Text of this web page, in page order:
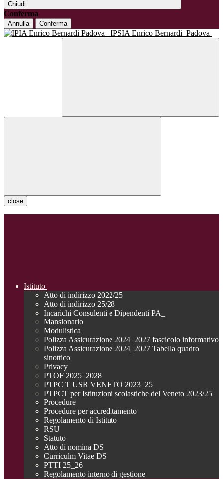
Chiudi
Conferma
Annulla Conferma
IPSIA Enrico Bernardi Padova
close
Istituto
Atto di indirizzo 2022/25
Atto di indirizzo 25/28
Incarichi Consulenti e Dipendenti PA_
Mansionario
Modulistica
Polizza Assicurazione 2024_2027 fascicolo informativo
Polizza Assicurazione 2024_2027 Tabella quadro
sinottico
Privacy
PTOF 2025_2028
PTPC T USR VENETO 2023_25
PTPCT per Istituzioni scolastiche del Veneto 2023/25
Procedure
Procedure per accreditamento
Regolamento di Istituto
RSU
Statuto
Atto di nomina DS
Curriculm Vitae DS
PTTI 25_26
Regolamento interno di gestione